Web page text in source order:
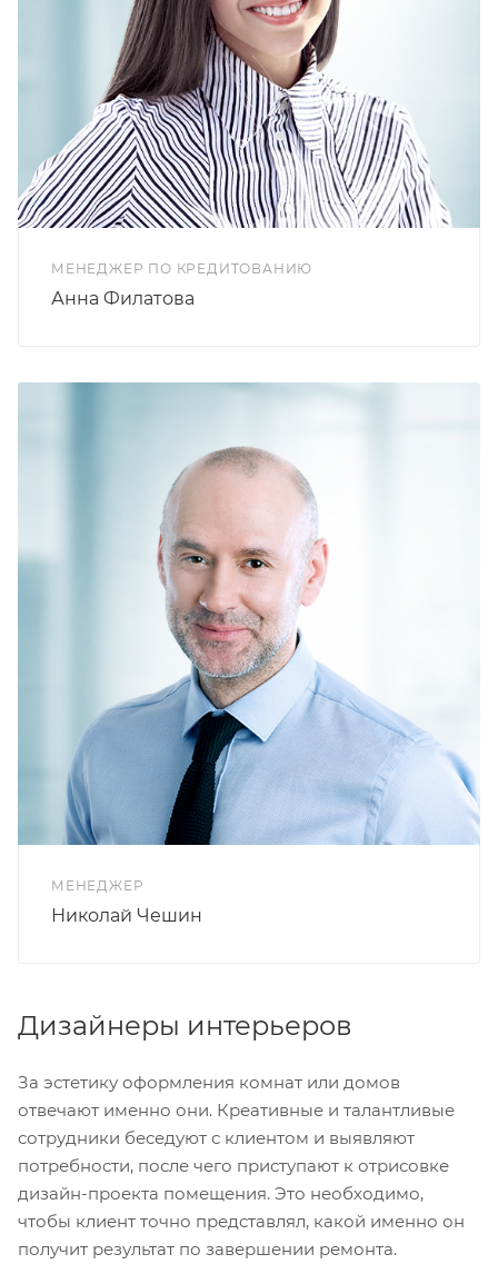
МЕНЕДЖЕР ПО КРЕДИТОВАНИЮ
Анна Филатова
МЕНЕДЖЕР
Николай Чешин
Дизайнеры интерьеров
За эстетику оформления комнат или домов
отвечают именно они. Креативные и талантливые
сотрудники беседуют с клиентом и выявляют
потребности, после чего приступают к отрисовке
дизайн-проекта помещения. Это необходимо,
чтобы клиент точно представлял, какой именно он
получит результат по завершении ремонта.